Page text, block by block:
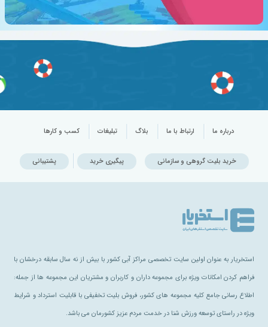
درباره ما ارتباط با ما بلاگ تبلیغات کسب و کارها
خرید بلیت گروهی و سازمانی پیگیری خرید پشتیبانی
استخریار به عنوان اولین سایت تخصصی مراکز آبی کشور با بیش از نه سال سابقه درخشان با
فراهم کردن امکانات ویژه برای مجموعه داران و کاربران و مشتریان این مجموعه ها از جمله:
اطلاع رسانی جامع کلیه مجموعه های کشور، فروش بلیت تخفیفی با قابلیت استرداد و شرایط
ویژه در راستای توسعه ورزش شنا در خدمت مردم عزیز کشورمان می باشد.